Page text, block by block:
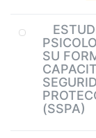
SU
(SSPA)